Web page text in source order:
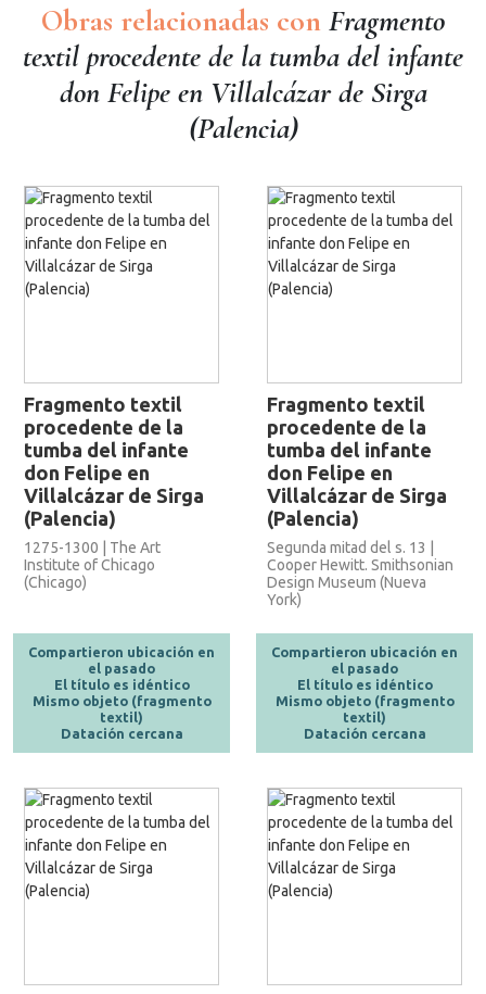
Obras relacionadas con Fragmento
textil procedente de la tumba del infante
don Felipe en Villalcázar de Sirga
(Palencia)
Fragmento textil
procedente de la
tumba del infante
don Felipe en
Villalcázar de Sirga
(Palencia)
1275-1300 | The Art
Institute of Chicago
(Chicago)
Compartieron ubicación en
el pasado
El título es idéntico
Mismo objeto (fragmento
textil)
Datación cercana
Fragmento textil
procedente de la
tumba del infante
don Felipe en
Villalcázar de Sirga
(Palencia)
Segunda mitad del s. 13 |
Cooper Hewitt. Smithsonian
Design Museum (Nueva
York)
Compartieron ubicación en
el pasado
El título es idéntico
Mismo objeto (fragmento
textil)
Datación cercana